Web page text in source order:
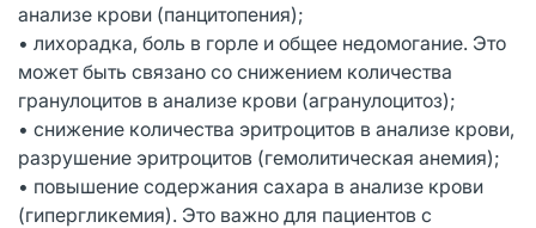
анализе крови (панцитопения);
• лихорадка, боль в горле и общее недомогание. Это
может быть связано со снижением количества
гранулоцитов в анализе крови (агранулоцитоз);
• снижение количества эритроцитов в анализе крови,
разрушение эритроцитов (гемолитическая анемия);
• повышение содержания сахара в анализе крови
(гипергликемия). Это важно для пациентов с